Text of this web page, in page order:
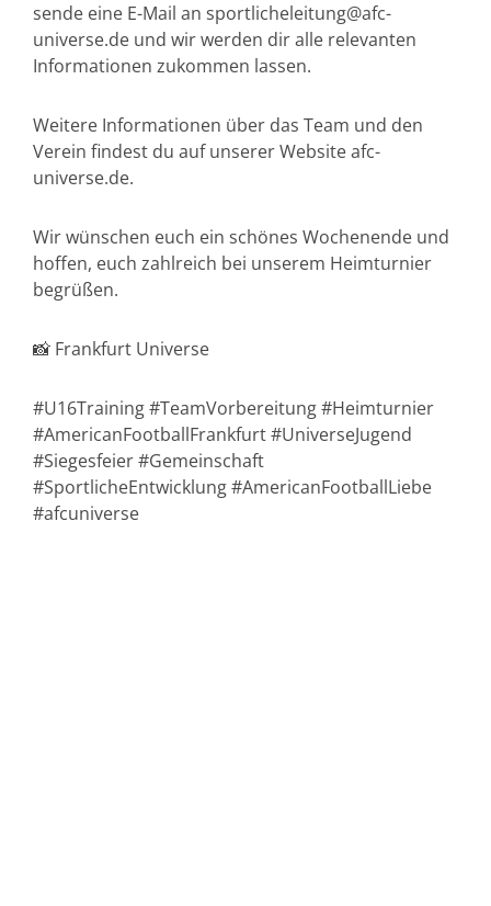
sende eine E-Mail an sportlicheleitung@afc-
universe.de und wir werden dir alle relevanten
Informationen zukommen lassen.
Weitere Informationen über das Team und den
Verein findest du auf unserer Website afc-
universe.de.
Wir wünschen euch ein schönes Wochenende und
hoffen, euch zahlreich bei unserem Heimturnier
begrüßen.
📸 Frankfurt Universe
#U16Training #TeamVorbereitung #Heimturnier
#AmericanFootballFrankfurt #UniverseJugend
#Siegesfeier #Gemeinschaft
#SportlicheEntwicklung #AmericanFootballLiebe
#afcuniverse